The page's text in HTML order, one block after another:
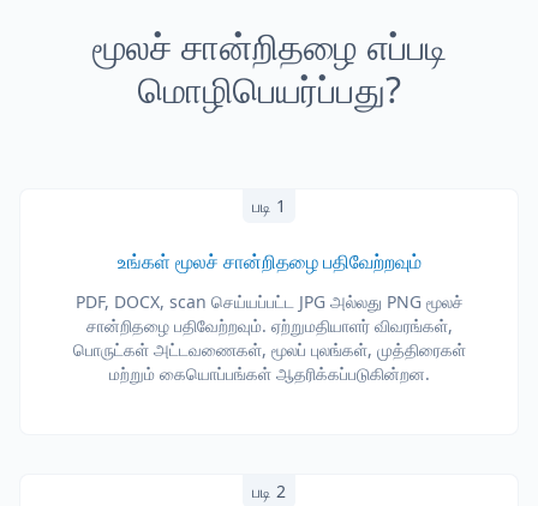
மூலச் சான்றிதழை எப்படி
மொழிபெயர்ப்பது?
படி 1
உங்கள் மூலச் சான்றிதழை பதிவேற்றவும்
PDF, DOCX, scan செய்யப்பட்ட JPG அல்லது PNG மூலச்
சான்றிதழை பதிவேற்றவும். ஏற்றுமதியாளர் விவரங்கள்,
பொருட்கள் அட்டவணைகள், மூலப் புலங்கள், முத்திரைகள்
மற்றும் கையொப்பங்கள் ஆதரிக்கப்படுகின்றன.
படி 2